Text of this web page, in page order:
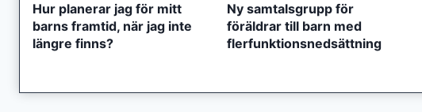
Hur planerar jag för mitt
barns framtid, när jag inte
längre finns?
Ny samtalsgrupp för
föräldrar till barn med
flerfunktionsnedsättning